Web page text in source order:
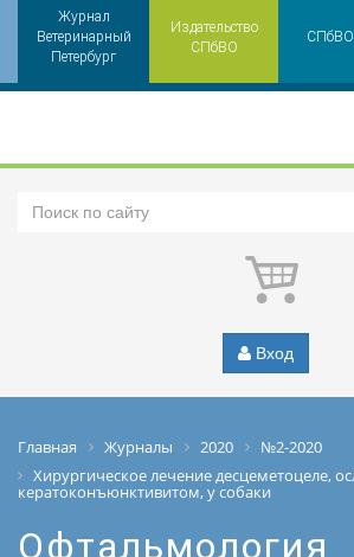
Журнал
Ветеринарный
Петербург
Издательство
СПбВО
СПбВО
Вход
Главная Журналы 2020
№2-2020
Хирургическое лечение десцеметоцеле,
кератоконъюнктивитом, у собаки
Офтальмология